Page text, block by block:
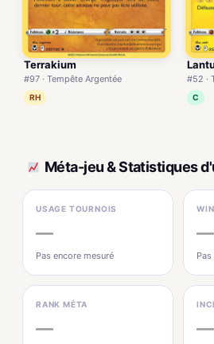
Terrakium
#97 · Tempête Argentée
RH
#52 ·
C
Méta-jeu & Statistiques
USAGE TOURNOIS
—
Pas encore mesuré
—
RANK MÉTA
— —